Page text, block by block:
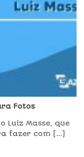
Fotos
Luiz Masse, que
fazer com [...]